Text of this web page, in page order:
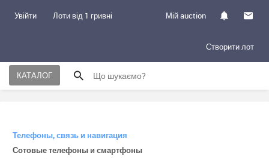
Увійти Лоти від 1 гривні Мій auction
Створити лот
КАТАЛОГ
Телефоны, связь и навигация
Сотовые телефоны и смартфоны